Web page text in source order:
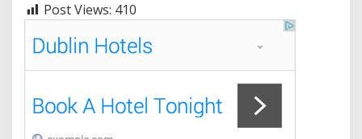
Post Views: 410